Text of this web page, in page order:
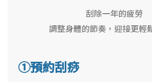
刮除一年的疲勞
調整身體的節奏，迎接更輕
①預約刮痧